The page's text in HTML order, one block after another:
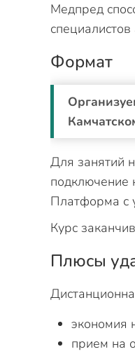
Медпред
Формат
Для занятий
подключение
Платформа с
Курс
Плюсы
экономия
прием на